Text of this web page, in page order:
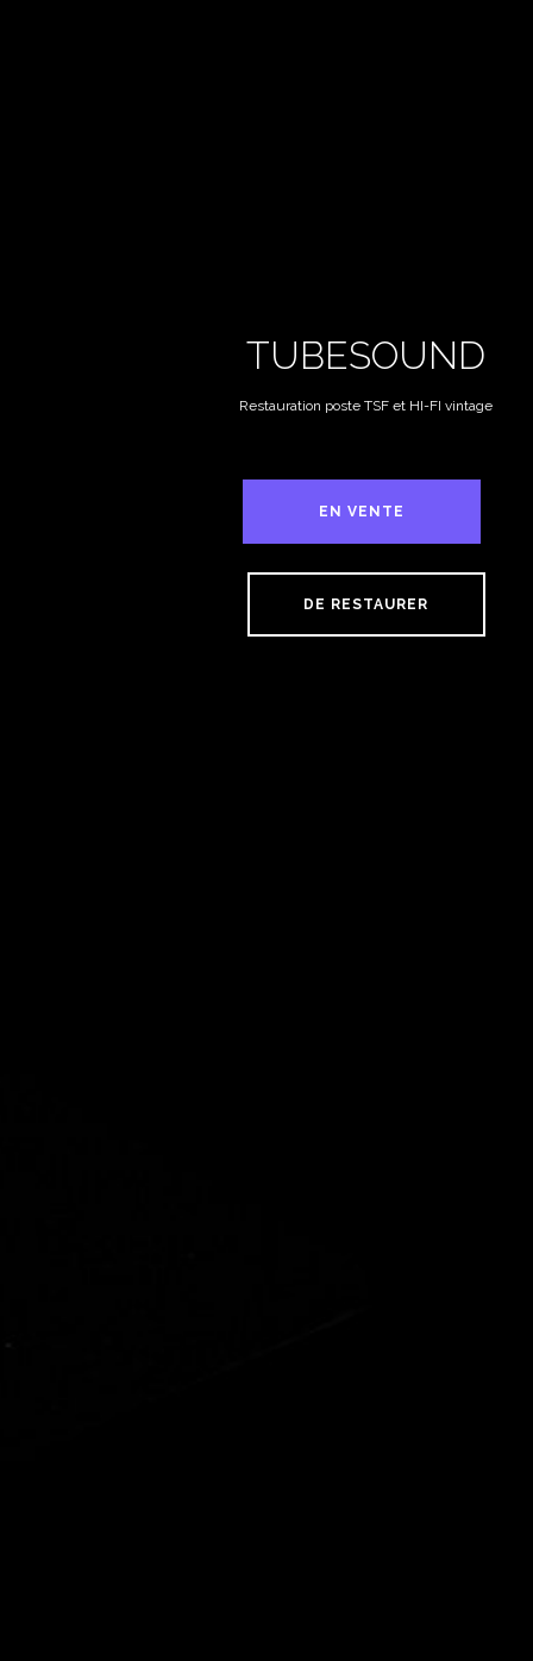
TUBESOUND
Restauration poste TSF et HI-FI vintage
EN VENTE
DE RESTAURER